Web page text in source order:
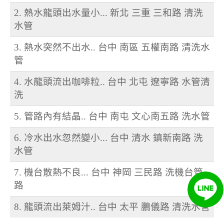
2. 熱水龍頭出水量小... 新北 三重 三和路 清洗
水管
3. 熱水突然不出水.. 台中 南區 五權南路 清洗水
管
4. 水龍頭流出咖啡粒.. 台中 北屯 遼寧路 水管清
洗
5. 管路內有結晶.. 台中 南屯 文心南五路 洗水管
6. 冷水出水忽然變小... 台中 清水 鎮新南路 洗
水管
7. 機台散熱不良... 台中 神岡 三民路 洗機台管
路
8. 龍頭流出萊姆汁.. 台中 太平 鵬儀路 清洗水管